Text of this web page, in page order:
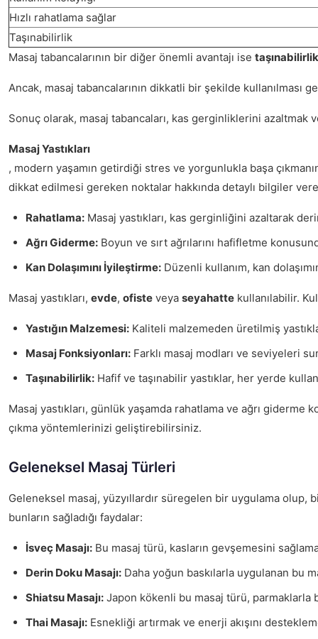
Hızlı rahatlama sağlar
Taşınabilirlik
Masaj tabancalarının bir diğer önemli avantajı ise taşınabilirlik
Ancak, masaj tabancalarının dikkatli bir şekilde kullanılması
Sonuç olarak, masaj tabancaları, kas gerginliklerini
Masaj Yastıkları
, modern yaşamın getirdiği stres ve yorgunlukla başa
dikkat edilmesi gereken noktalar hakkında detaylı bilgiler
Rahatlama: Masaj yastıkları, kas gerginliğini azaltarak
Ağrı Giderme: Boyun ve sırt ağrılarını hafifletme
Kan Dolaşımını İyileştirme: Düzenli kullanım, kan
Masaj yastıkları, evde, ofiste veya seyahatte kullanılabilir.
Yastığın Malzemesi: Kaliteli malzemeden üretilmiş
Masaj Fonksiyonları: Farklı masaj modları ve seviyeleri
Taşınabilirlik: Hafif ve taşınabilir yastıklar, her yerde
Masaj yastıkları, günlük yaşamda rahatlama ve ağrı giderme
çıkma yöntemlerinizi geliştirebilirsiniz.
Geleneksel Masaj Türleri
Geleneksel masaj, yüzyıllardır süregelen bir uygulama
bunların sağladığı faydalar:
İsveç Masajı: Bu masaj türü, kasların gevşemesini
Derin Doku Masajı: Daha yoğun baskılarla uygulanan bu
Shiatsu Masajı: Japon kökenli bu masaj türü, parmaklarla
Thai Masajı: Esnekliği artırmak ve enerji akışını